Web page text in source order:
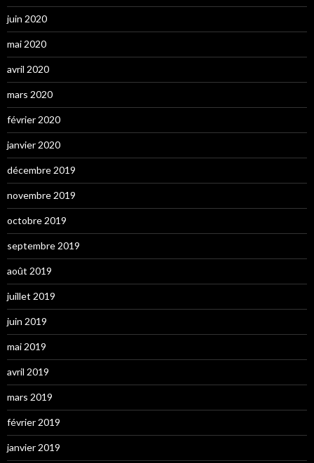
juin 2020
mai 2020
avril 2020
mars 2020
février 2020
janvier 2020
décembre 2019
novembre 2019
octobre 2019
septembre 2019
août 2019
juillet 2019
juin 2019
mai 2019
avril 2019
mars 2019
février 2019
janvier 2019